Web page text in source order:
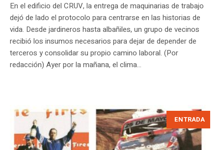
En el edificio del CRUV, la entrega de maquinarias de trabajo
dejó de lado el protocolo para centrarse en las historias de
vida. Desde jardineros hasta albañiles, un grupo de vecinos
recibió los insumos necesarios para dejar de depender de
terceros y consolidar su propio camino laboral. (Por
redacción) Ayer por la mañana, el clima...
ENTRADA